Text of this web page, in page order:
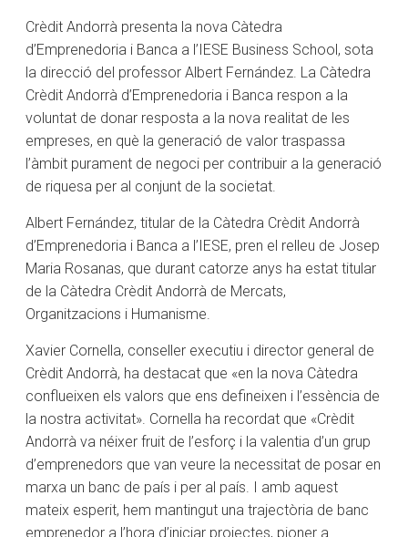
Crèdit Andorrà presenta la nova Càtedra
d’Emprenedoria i Banca a l’IESE Business School, sota
la direcció del professor Albert Fernández. La Càtedra
Crèdit Andorrà d’Emprenedoria i Banca respon a la
voluntat de donar resposta a la nova realitat de les
empreses, en què la generació de valor traspassa
l’àmbit purament de negoci per contribuir a la generació
de riquesa per al conjunt de la societat.
Albert Fernández, titular de la Càtedra Crèdit Andorrà
d’Emprenedoria i Banca a l’IESE, pren el relleu de Josep
Maria Rosanas, que durant catorze anys ha estat titular
de la Càtedra Crèdit Andorrà de Mercats,
Organitzacions i Humanisme.
Xavier Cornella, conseller executiu i director general de
Crèdit Andorrà, ha destacat que «en la nova Càtedra
conflueixen els valors que ens defineixen i l’essència de
la nostra activitat». Cornella ha recordat que «Crèdit
Andorrà va néixer fruit de l’esforç i la valentia d’un grup
d’emprenedors que van veure la necessitat de posar en
marxa un banc de país i per al país. I amb aquest
mateix esperit, hem mantingut una trajectòria de banc
emprenedor a l’hora d’iniciar projectes, pioner a